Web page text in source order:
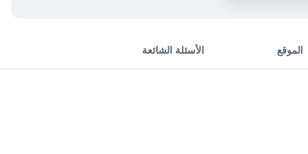
الموقع الأسئلة الشائعة